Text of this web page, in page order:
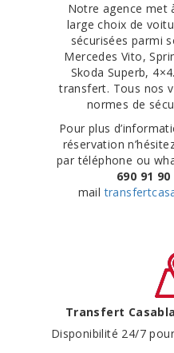
Notre agence met
large choix de
sécurisées parmi
Mercedes Vito,
Skoda Superb,
transfert. Tous nos
normes de
Pour plus
réservation
par téléphone ou
690 91 90
mail
Transfert
Disponibilité 24/7